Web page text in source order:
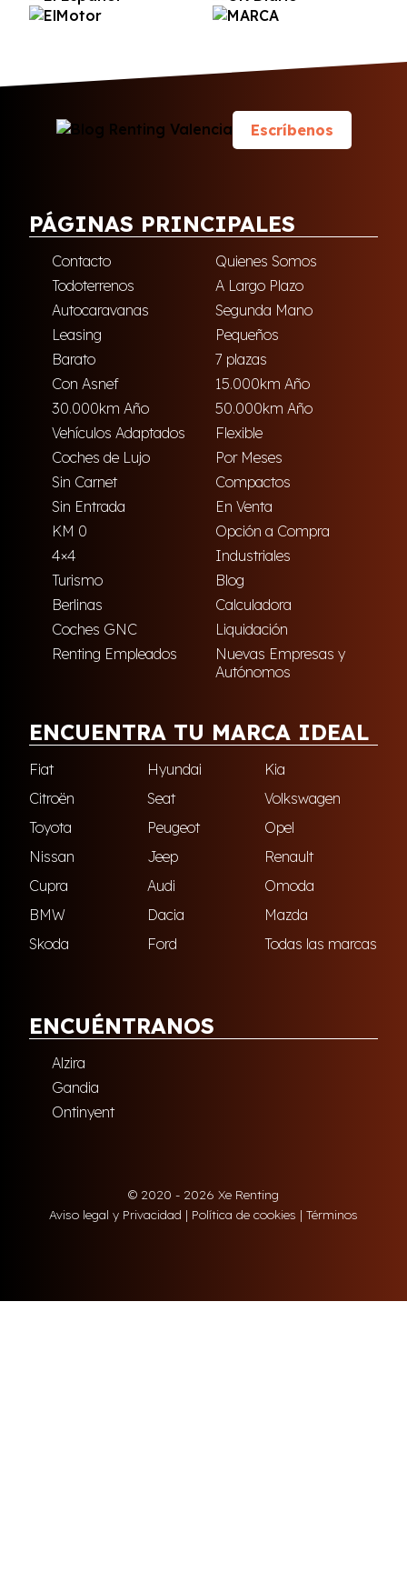
Escríbenos
PÁGINAS PRINCIPALES
Contacto
Quienes Somos
Todoterrenos
A Largo Plazo
Autocaravanas
Segunda Mano
Leasing
Pequeños
Barato
7 plazas
Con Asnef
15.000km Año
30.000km Año
50.000km Año
Vehículos Adaptados
Flexible
Coches de Lujo
Por Meses
Sin Carnet
Compactos
Sin Entrada
En Venta
KM 0
Opción a Compra
4×4
Industriales
Turismo
Blog
Berlinas
Calculadora
Coches GNC
Liquidación
Renting Empleados
Nuevas Empresas y
Autónomos
ENCUENTRA TU MARCA IDEAL
Fiat Hyundai
Kia
Citroën
Seat
Volkswagen
Toyota
Peugeot
Opel
Nissan
Jeep
Renault
Cupra
Audi
Omoda
BMW
Dacia
Mazda
Skoda
Ford Todas las marcas
ENCUÉNTRANOS
Alzira
Gandia
Ontinyent
© 2020 - 2026 Xe Renting
Aviso legal y Privacidad | Política de cookies | Términos